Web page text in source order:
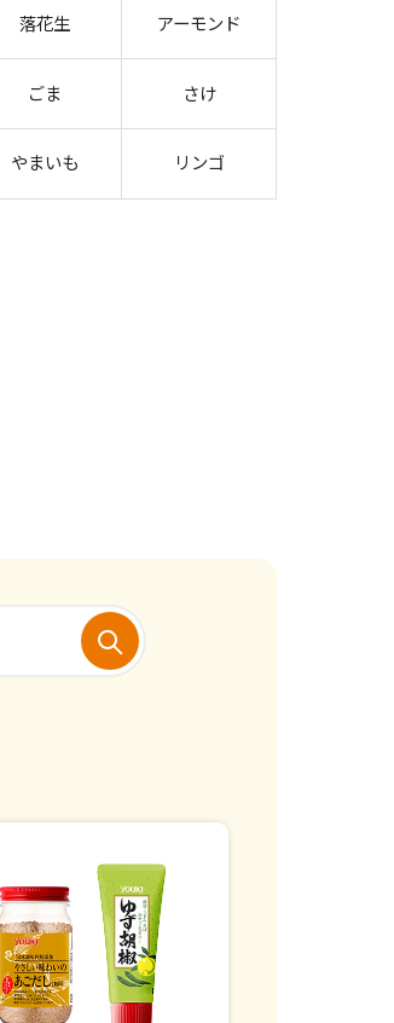
落花生 アーモンド
ごま さけ
やまいも リンゴ